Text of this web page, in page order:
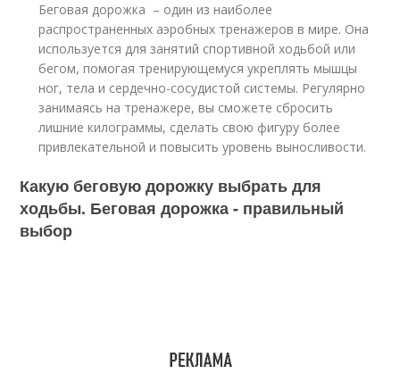
Беговая дорожка – один из наиболее
распространенных аэробных тренажеров в мире. Она
используется для занятий спортивной ходьбой или
бегом, помогая тренирующемуся укреплять мышцы
ног, тела и сердечно-сосудистой системы. Регулярно
занимаясь на тренажере, вы сможете сбросить
лишние килограммы, сделать свою фигуру более
привлекательной и повысить уровень выносливости.
Какую беговую дорожку выбрать для
ходьбы. Беговая дорожка - правильный
выбор